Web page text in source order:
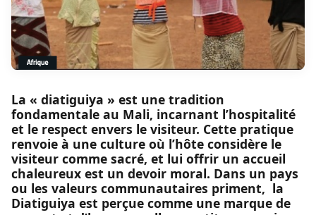
La « diatiguiya » est une tradition
fondamentale au Mali, incarnant l’hospitalité
et le respect envers le visiteur. Cette pratique
renvoie à une culture où l’hôte considère le
visiteur comme sacré, et lui offrir un accueil
chaleureux est un devoir moral. Dans un pays
ou les valeurs communautaires priment, la
Diatiguiya est perçue comme une marque de